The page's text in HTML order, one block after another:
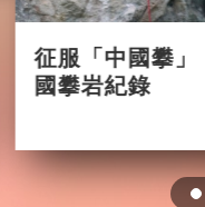
征服「中國攀
國攀岩紀錄